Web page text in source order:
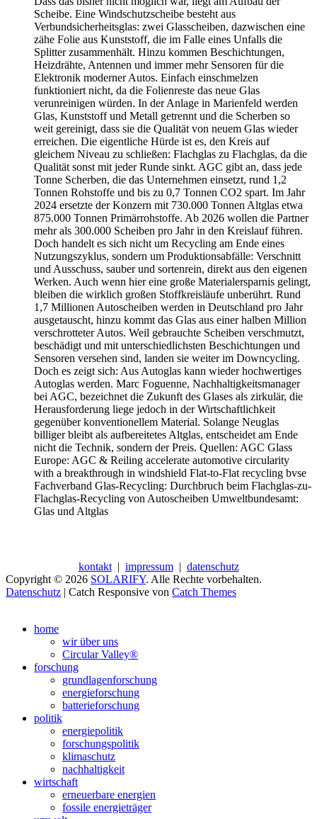
Scheibe. Eine Windschutzscheibe besteht aus
Verbundsicherheitsglas: zwei Glasscheiben, dazwischen eine
zähe Folie aus Kunststoff, die im Falle eines Unfalls die
Splitter zusammenhält. Hinzu kommen Beschichtungen,
Heizdrähte, Antennen und immer mehr Sensoren für die
Elektronik moderner Autos. Einfach einschmelzen
funktioniert nicht, da die Folienreste das neue Glas
verunreinigen würden. In der Anlage in Marienfeld werden
Glas, Kunststoff und Metall getrennt und die Scherben so
weit gereinigt, dass sie die Qualität von neuem Glas wieder
erreichen. Die eigentliche Hürde ist es, den Kreis auf
gleichem Niveau zu schließen: Flachglas zu Flachglas, da die
Qualität sonst mit jeder Runde sinkt. AGC gibt an, dass jede
Tonne Scherben, die das Unternehmen einsetzt, rund 1,2
Tonnen Rohstoffe und bis zu 0,7 Tonnen CO2 spart. Im Jahr
2024 ersetzte der Konzern mit 730.000 Tonnen Altglas etwa
875.000 Tonnen Primärrohstoffe. Ab 2026 wollen die Partner
mehr als 300.000 Scheiben pro Jahr in den Kreislauf führen.
Doch handelt es sich nicht um Recycling am Ende eines
Nutzungszyklus, sondern um Produktionsabfälle: Verschnitt
und Ausschuss, sauber und sortenrein, direkt aus den eigenen
Werken. Auch wenn hier eine große Materialersparnis gelingt,
bleiben die wirklich großen Stoffkreisläufe unberührt. Rund
1,7 Millionen Autoscheiben werden in Deutschland pro Jahr
ausgetauscht, hinzu kommt das Glas aus einer halben Million
verschrotteter Autos. Weil gebrauchte Scheiben verschmutzt,
beschädigt und mit unterschiedlichsten Beschichtungen und
Sensoren versehen sind, landen sie weiter im Downcycling.
Doch es zeigt sich: Aus Autoglas kann wieder hochwertiges
Autoglas werden. Marc Foguenne, Nachhaltigkeitsmanager
bei AGC, bezeichnet die Zukunft des Glases als zirkulär, die
Herausforderung liege jedoch in der Wirtschaftlichkeit
gegenüber konventionellem Material. Solange Neuglas
billiger bleibt als aufbereitetes Altglas, entscheidet am Ende
nicht die Technik, sondern der Preis. Quellen: AGC Glass
Europe: AGC & Reiling accelerate automotive circularity
with a breakthrough in windshield Flat-to-Flat recycling bvse
Fachverband Glas-Recycling: Durchbruch beim Flachglas-zu-
Flachglas-Recycling von Autoscheiben Umweltbundesamt:
Glas und Altglas
kontakt| impressum| datenschutz
Copyright © 2026 SOLARIFY. Alle Rechte vorbehalten.
Datenschutz | Catch Responsive von Catch Themes
oben
scrollen
home
wir über uns
Circular Valley®
forschung
grundlagenforschung
energieforschung
batterieforschung
politik
energiepolitik
forschungspolitik
klimaschutz
nachhaltigkeit
wirtschaft
erneuerbare energien
fossile energieträger